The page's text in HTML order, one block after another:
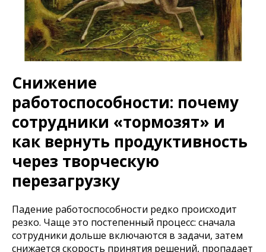
Снижение
работоспособности: почему
сотрудники «тормозят» и
как вернуть продуктивность
через творческую
перезагрузку
Падение работоспособности редко происходит
резко. Чаще это постепенный процесс: сначала
сотрудники дольше включаются в задачи, затем
снижается скорость принятия решений, пропадает